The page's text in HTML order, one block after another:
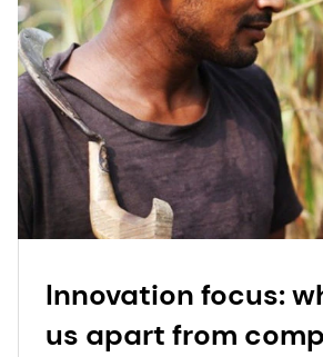
Innovation focus:
us apart from